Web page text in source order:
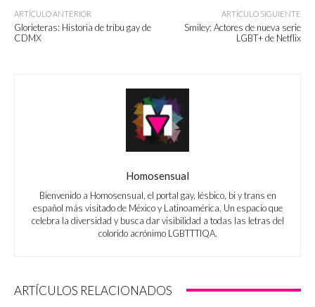
ARTÍCULO ANTERIOR
Glorieteras: Historia de tribu gay de
CDMX
ARTÍCULO SIGUIENTE
Smiley: Actores de nueva serie
LGBT+ de Netflix
Homosensual
Bienvenido a Homosensual, el portal gay, lésbico, bi y trans en
español más visitado de México y Latinoamérica. Un espacio que
celebra la diversidad y busca dar visibilidad a todas las letras del
colorido acrónimo LGBTTTIQA.
ARTÍCULOS RELACIONADOS